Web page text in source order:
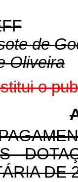
de
Oliveira
o
-
DE